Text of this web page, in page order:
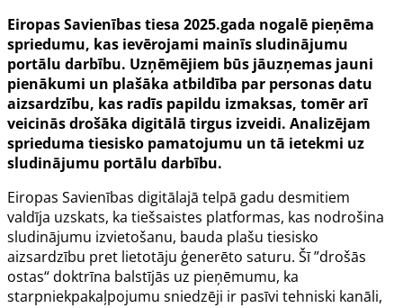
Eiropas Savienības tiesa 2025.gada nogalē pieņēma
spriedumu, kas ievērojami mainīs sludinājumu
portālu darbību. Uzņēmējiem būs jāuzņemas jauni
pienākumi un plašāka atbildība par personas datu
aizsardzību, kas radīs papildu izmaksas, tomēr arī
veicinās drošāka digitālā tirgus izveidi. Analizējam
sprieduma tiesisko pamatojumu un tā ietekmi uz
sludinājumu portālu darbību.
Eiropas Savienības digitālajā telpā gadu desmitiem
valdīja uzskats, ka tiešsaistes platformas, kas nodrošina
sludinājumu izvietošanu, bauda plašu tiesisko
aizsardzību pret lietotāju ģenerēto saturu. Šī ”drošās
ostas“ doktrīna balstījās uz pieņēmumu, ka
starpniekpakaļpojumu sniedzēji ir pasīvi tehniski kanāli,